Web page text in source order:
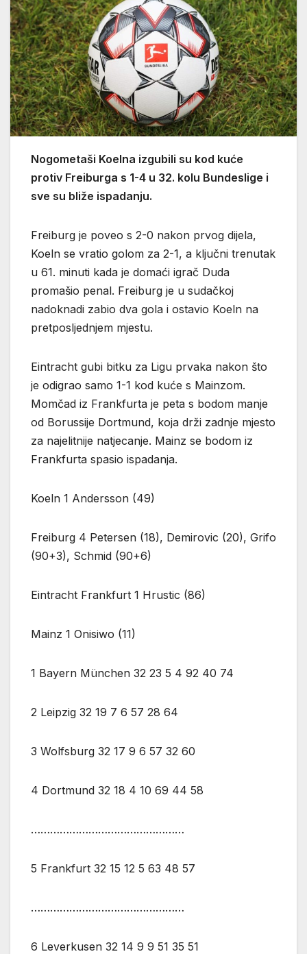
Nogometaši Koelna izgubili su kod kuće
protiv Freiburga s 1-4 u 32. kolu Bundeslige i
sve su bliže ispadanju.
Freiburg je poveo s 2-0 nakon prvog dijela,
Koeln se vratio golom za 2-1, a ključni trenutak
u 61. minuti kada je domaći igrač Duda
promašio penal. Freiburg je u sudačkoj
nadoknadi zabio dva gola i ostavio Koeln na
pretposljednjem mjestu.
Eintracht gubi bitku za Ligu prvaka nakon što
je odigrao samo 1-1 kod kuće s Mainzom.
Momčad iz Frankfurta je peta s bodom manje
od Borussije Dortmund, koja drži zadnje mjesto
za najelitnije natjecanje. Mainz se bodom iz
Frankfurta spasio ispadanja.
Koeln 1 Andersson (49)
Freiburg 4 Petersen (18), Demirovic (20), Grifo
(90+3), Schmid (90+6)
Eintracht Frankfurt 1 Hrustic (86)
Mainz 1 Onisiwo (11)
1 Bayern München 32 23 5 4 92 40 74
2 Leipzig 32 19 7 6 57 28 64
3 Wolfsburg 32 17 9 6 57 32 60
4 Dortmund 32 18 4 10 69 44 58
…………………………………………
5 Frankfurt 32 15 12 5 63 48 57
…………………………………………
6 Leverkusen 32 14 9 9 51 35 51